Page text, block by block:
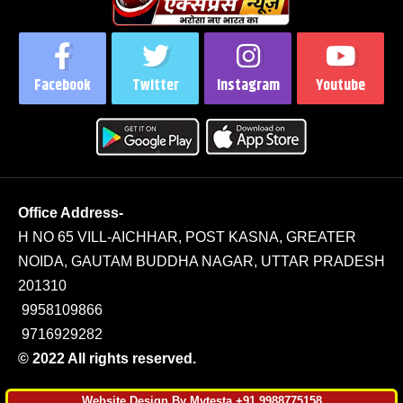
Office Address-
H NO 65 VILL-AICHHAR, POST KASNA, GREATER
NOIDA, GAUTAM BUDDHA NAGAR, UTTAR PRADESH
201310
9958109866
9716929282
© 2022 All rights reserved.
Facebook Twitter Instagram Youtube